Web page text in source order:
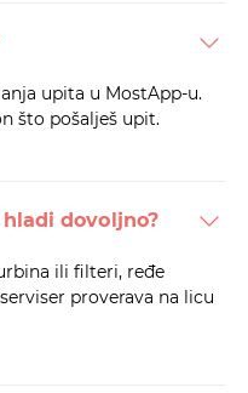
upita u MostApp-u.
što pošalješ upit.
dovoljno?
ili filteri, ređe
proverava na licu